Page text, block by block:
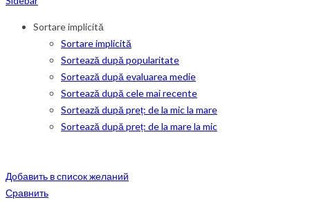
Sortare implicită
Sortare implicită
Sortează după popularitate
Sortează după evaluarea medie
Sortează după cele mai recente
Sortează după preț: de la mic la mare
Sortează după preț: de la mare la mic
Добавить в список желаний
Сравнить